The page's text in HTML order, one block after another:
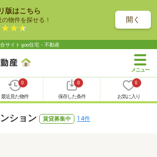
版はこちら
物件を探せる！ 開く
サイト goo住宅・不動産
0
最近見た物件
0
保存した条件
0
お気に入り
ション 賃貸募集中 14件